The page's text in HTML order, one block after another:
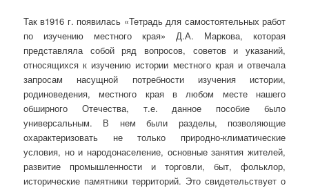
Так в1916 г. появилась «Тетрадь для самостоятельных работ
по изучению местного края» Д.А. Маркова, которая
представляла собой ряд вопросов, советов и указаний,
относящихся к изучению истории местного края и отвечала
запросам насущной потребности изучения истории,
родиноведения, местного края в любом месте нашего
обширного Отечества, т.е. данное пособие было
универсальным. В нем были разделы, позволяющие
охарактеризовать не только природно-климатические
условия, но и народонаселение, основные занятия жителей,
развитие промышленности и торговли, быт, фольклор,
исторические памятники территорий. Это свидетельствует о